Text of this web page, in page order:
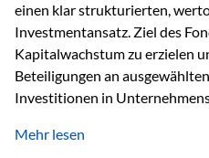
einen klar strukturierten,
Investmentansatz. Ziel des
Kapitalwachstum zu erzielen
Beteiligungen an
Investitionen in
Marktbewegungen stehen im
Mehr lesen